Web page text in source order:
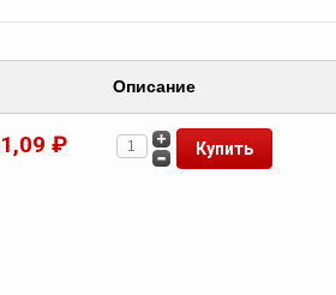
Описание
₽